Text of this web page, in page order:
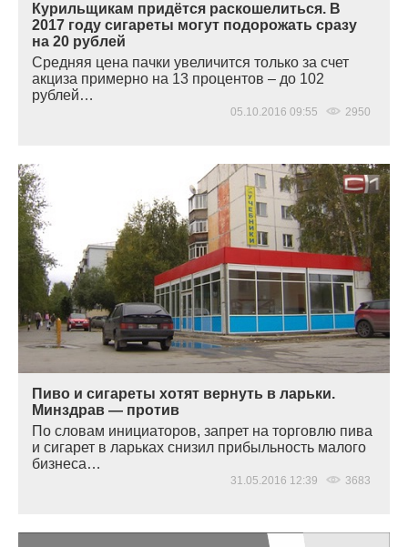
Курильщикам придётся раскошелиться. В
2017 году сигареты могут подорожать сразу
на 20 рублей
Средняя цена пачки увеличится только за счет
акциза примерно на 13 процентов – до 102
рублей…
05.10.2016 09:55 2950
Пиво и сигареты хотят вернуть в ларьки.
Минздрав — против
По словам инициаторов, запрет на торговлю пива
и сигарет в ларьках снизил прибыльность малого
бизнеса…
31.05.2016 12:39 3683